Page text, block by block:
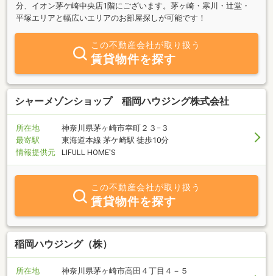
分、イオン茅ケ崎中央店1階にございます。茅ヶ崎・寒川・辻堂・
平塚エリアと幅広いエリアのお部屋探しが可能です！
この不動産会社が取り扱う
賃貸物件を探す
シャーメゾンショップ 稲岡ハウジング株式会社
所在地
神奈川県茅ヶ崎市幸町２３−３
最寄駅
東海道本線 茅ケ崎駅 徒歩10分
情報提供元
LIFULL HOME'S
この不動産会社が取り扱う
賃貸物件を探す
稲岡ハウジング（株）
所在地
神奈川県茅ヶ崎市高田４丁目４－５